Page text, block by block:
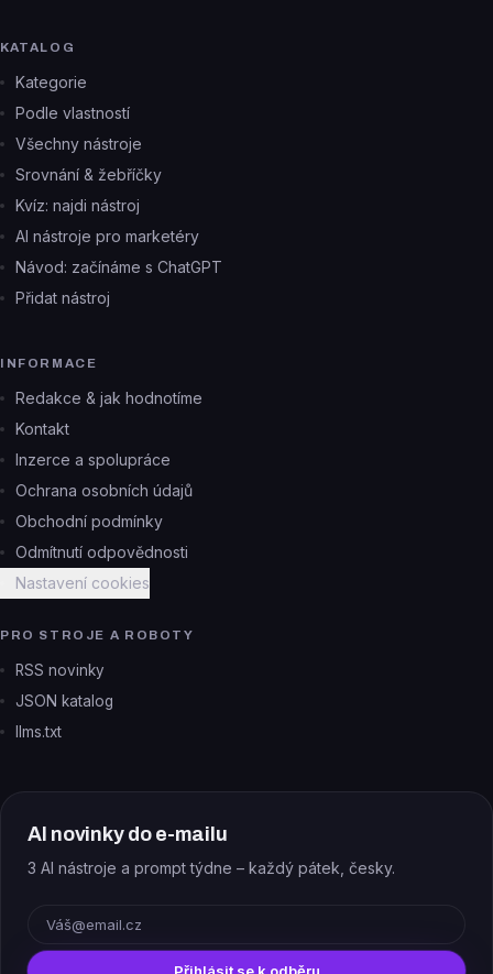
KATALOG
Kategorie
Podle vlastností
Všechny nástroje
Srovnání & žebříčky
Kvíz: najdi nástroj
AI nástroje pro marketéry
Návod: začínáme s ChatGPT
Přidat nástroj
INFORMACE
Redakce & jak hodnotíme
Kontakt
Inzerce a spolupráce
Ochrana osobních údajů
Obchodní podmínky
Odmítnutí odpovědnosti
Nastavení cookies
PRO STROJE A ROBOTY
RSS novinky
JSON katalog
llms.txt
AI novinky do e-mailu
3 AI nástroje a prompt týdne – každý pátek, česky.
Přihlásit se k odběru